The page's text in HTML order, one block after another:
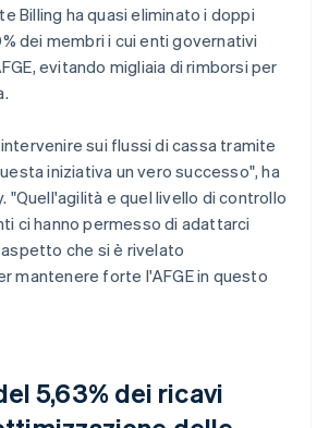
Billing ha quasi eliminato i doppi
dei membri i cui enti governativi
evitando migliaia di rimborsi per
sui flussi di cassa tramite
iniziativa un vero successo", ha
"Quell'agilità e quel livello di controllo
ci hanno permesso di adattarci
che si è rivelato
mantenere forte l'AFGE in questo
5,63% dei ricavi